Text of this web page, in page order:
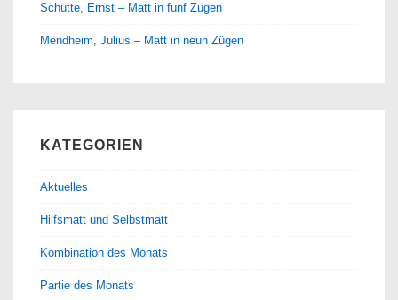
Schütte, Ernst – Matt in fünf Zügen
Mendheim, Julius – Matt in neun Zügen
KATEGORIEN
Aktuelles
Hilfsmatt und Selbstmatt
Kombination des Monats
Partie des Monats